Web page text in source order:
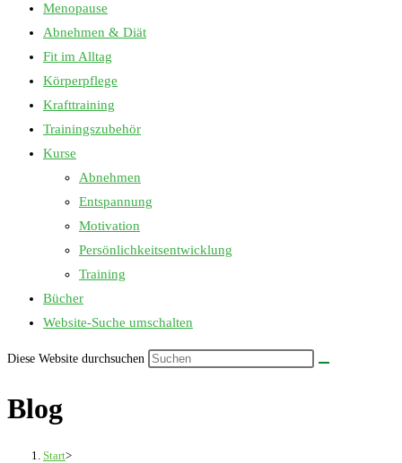
Menopause
Abnehmen & Diät
Fit im Alltag
Körperpflege
Krafttraining
Trainingszubehör
Kurse
Abnehmen
Entspannung
Motivation
Persönlichkeitsentwicklung
Training
Bücher
Website-Suche umschalten
Diese Website durchsuchen
Blog
Start>